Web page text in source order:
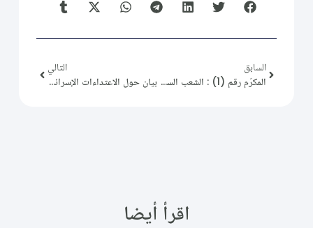
السابق
المكرّم رقم (1) : الشعب السوري الحر الثائر
التالي
بيان حول الاعتداءات الإسرائيلية على قطاع غزة
اقرأ أيضا